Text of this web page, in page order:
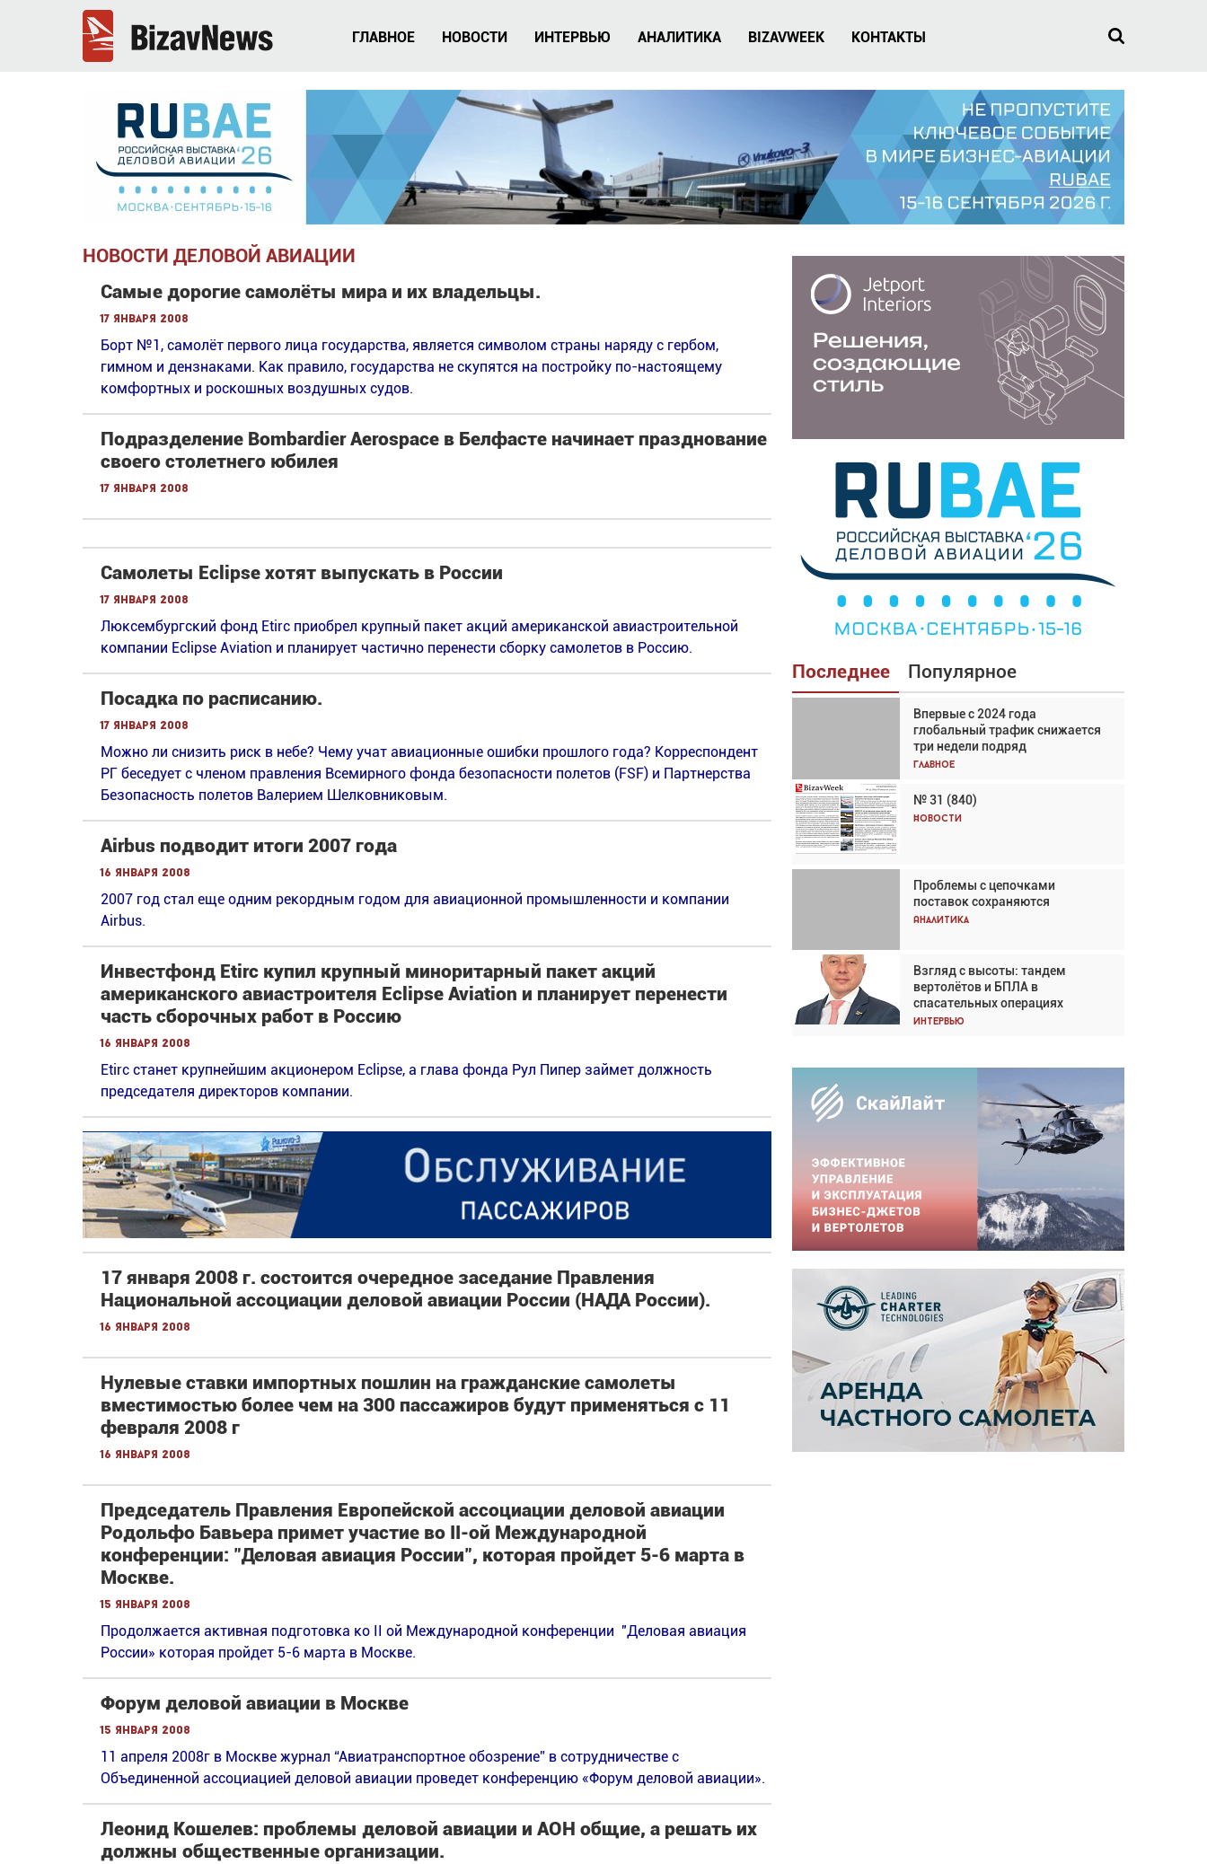
ГЛАВНОЕ НОВОСТИ ИНТЕРВЬЮ АНАЛИТИКА BIZAVWEEK КОНТАКТЫ
НОВОСТИ ДЕЛОВОЙ АВИАЦИИ
Самые дорогие самолёты мира и их владельцы.
17 января 2008
Борт №1, самолёт первого лица государства, является символом страны наряду с гербом,
гимном и дензнаками. Как правило, государства не скупятся на постройку по-настоящему
комфортных и роскошных воздушных судов.
Подразделение Bombardier Aerospace в Белфасте начинает празднование
своего столетнего юбилея
17 января 2008
Самолеты Eclipse хотят выпускать в России
17 января 2008
Люксембургский фонд Etirc приобрел крупный пакет акций американской авиастроительной
компании Eclipse Aviation и планирует частично перенести сборку самолетов в Россию.
Посадка по расписанию.
17 января 2008
Можно ли снизить риск в небе? Чему учат авиационные ошибки прошлого года? Корреспондент
РГ беседует с членом правления Всемирного фонда безопасности полетов (FSF) и Партнерства
Безопасность полетов Валерием Шелковниковым.
Airbus подводит итоги 2007 года
16 января 2008
2007 год стал еще одним рекордным годом для авиационной промышленности и компании
Airbus.
Инвестфонд Etirc купил крупный миноритарный пакет акций
американского авиастроителя Eclipse Aviation и планирует перенести
часть сборочных работ в Россию
16 января 2008
Etirc станет крупнейшим акционером Eclipse, а глава фонда Рул Пипер займет должность
председателя директоров компании.
17 января 2008 г. состоится очередное заседание Правления
Национальной ассоциации деловой авиации России (НАДА России).
16 января 2008
Нулевые ставки импортных пошлин на гражданские самолеты
вместимостью более чем на 300 пассажиров будут применяться с 11
февраля 2008 г
16 января 2008
Председатель Правления Европейской ассоциации деловой авиации
Родольфо Бавьера примет участие во II-ой Международной
конференции: "Деловая авиация России", которая пройдет 5-6 марта в
Москве.
15 января 2008
Продолжается активная подготовка ко II ой Международной конференции "Деловая авиация
России» которая пройдет 5-6 марта в Москве.
Форум деловой авиации в Москве
15 января 2008
11 апреля 2008г в Москве журнал “Авиатранспортное обозрение” в сотрудничестве c
Объединенной ассоциацией деловой авиации проведет конференцию «Форум деловой авиации».
Леонид Кошелев: проблемы деловой авиации и АОН общие, а решать их
должны общественные организации.
Последнее Популярное
Впервые с 2024 года
глобальный трафик снижается
три недели подряд
Главное
№ 31 (840)
Новости
Проблемы с цепочками
поставок сохраняются
Аналитика
Взгляд с высоты: тандем
вертолётов и БПЛА в
спасательных операциях
Интервью
Взгляд с высоты: тандем
вертолётов и БПЛА в
спасательных операциях
Главное
Авиационный фотограф Дэйв
Кох: «Фотография говорит сама
Впервые с 2024 года
глобальный трафик снижается
три недели подряд
Частный самолёт – это актив.
Подходите к покупке
соответствующим образом
Интервью